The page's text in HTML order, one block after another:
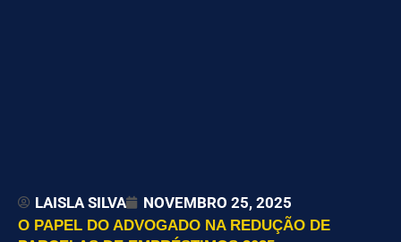
LAISLA SILVA NOVEMBRO 25, 2025
O PAPEL DO ADVOGADO NA REDUÇÃO DE